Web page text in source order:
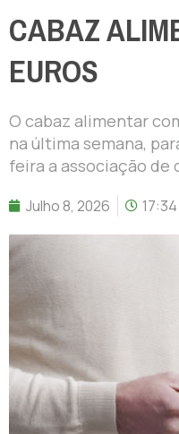
CABAZ
EUROS
O cabaz alimentar
na última semana,
feira a associação de
Julho 8, 2026 17:34